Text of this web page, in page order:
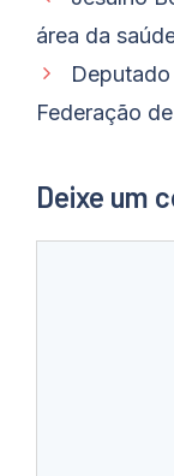
área da
Federação
Deixe um